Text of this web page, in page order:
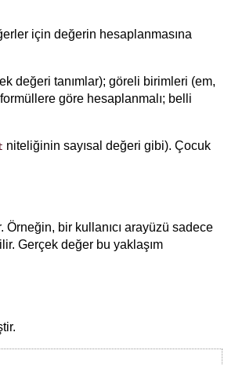
için değerin hesaplanmasına
değeri tanımlar); göreli birimleri (em,
göre hesaplanmalı; belli
niteliğinin sayısal değeri gibi). Çocuk
Örneğin, bir kullanıcı arayüzü sadece
Gerçek değer bu yaklaşım